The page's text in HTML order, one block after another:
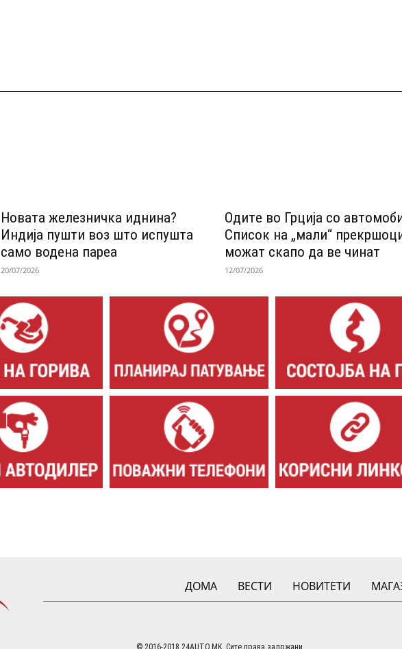
Новата железничка иднина?
Индија пушти воз што испушта
само водена пареа
20/07/2026
Одитe во Грција со
Список на „мали“
можат скапо да ве чинат
12/07/2026
ДОМА ВЕСТИ НОВИТЕТИ
© 2016-2018 24AUTO.MK. Сите права задржани.